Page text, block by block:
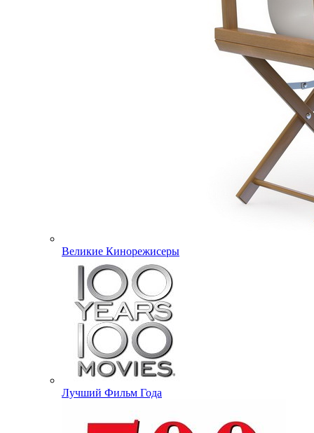
Великие Кинорежисеры
Лучший Фильм Года